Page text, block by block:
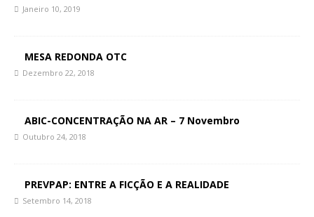
Janeiro 10, 2019
MESA REDONDA OTC
Dezembro 22, 2018
ABIC-CONCENTRAÇÃO NA AR – 7 Novembro
Outubro 24, 2018
PREVPAP: ENTRE A FICÇÃO E A REALIDADE
Setembro 14, 2018